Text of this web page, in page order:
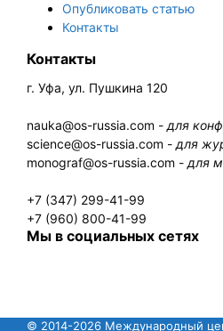
Опубликовать статью
Контакты
Контакты
г. Уфа, ул. Пушкина 120
nauka@os-russia.com - для
science@os-russia.com - для
monograf@os-russia.com - для
+7 (347) 299-41-99
+7 (960) 800-41-99
Мы в социальных сетях
© 2014-2026 Международный